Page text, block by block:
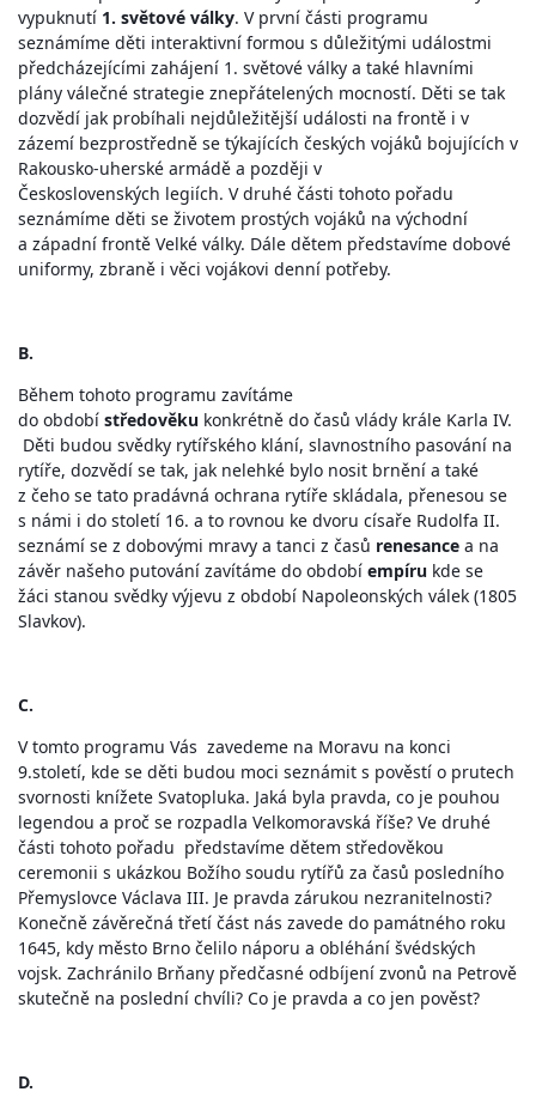
vypuknutí 1. světové války. V první části programu
seznámíme děti interaktivní formou s důležitými událostmi
předcházejícími zahájení 1. světové války a také hlavními
plány válečné strategie znepřátelených mocností. Děti se tak
dozvědí jak probíhali nejdůležitější události na frontě i v
zázemí bezprostředně se týkajících českých vojáků bojujících v
Rakousko-uherské armádě a později v
Československých legiích. V druhé části tohoto pořadu
seznámíme děti se životem prostých vojáků na východní
a západní frontě Velké války. Dále dětem představíme dobové
uniformy, zbraně i věci vojákovi denní potřeby.
B.
Během tohoto programu zavítáme
do období středověku konkrétně do časů vlády krále Karla IV.
Děti budou svědky rytířského klání, slavnostního pasování na
rytíře, dozvědí se tak, jak nelehké bylo nosit brnění a také
z čeho se tato pradávná ochrana rytíře skládala, přenesou se
s námi i do století 16. a to rovnou ke dvoru císaře Rudolfa II.
seznámí se z dobovými mravy a tanci z časů renesance a na
závěr našeho putování zavítáme do období empíru kde se
žáci stanou svědky výjevu z období Napoleonských válek (1805
Slavkov).
C.
V tomto programu Vás zavedeme na Moravu na konci
9.století, kde se děti budou moci seznámit s pověstí o prutech
svornosti knížete Svatopluka. Jaká byla pravda, co je pouhou
legendou a proč se rozpadla Velkomoravská říše? Ve druhé
části tohoto pořadu představíme dětem středověkou
ceremonii s ukázkou Božího soudu rytířů za časů posledního
Přemyslovce Václava III. Je pravda zárukou nezranitelnosti?
Konečně závěrečná třetí část nás zavede do památného roku
1645, kdy město Brno čelilo náporu a obléhání švédských
vojsk. Zachránilo Brňany předčasné odbíjení zvonů na Petrově
skutečně na poslední chvíli? Co je pravda a co jen pověst?
D.